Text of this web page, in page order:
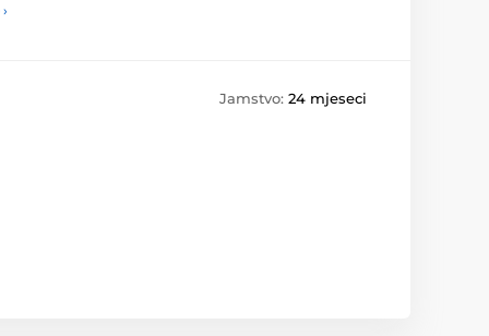
Jamstvo: 24 mjeseci